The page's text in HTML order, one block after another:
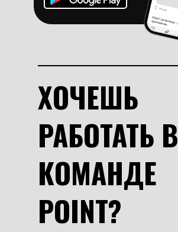
ХОЧЕШЬ
РАБОТАТЬ В
КОМАНДЕ
POINT?